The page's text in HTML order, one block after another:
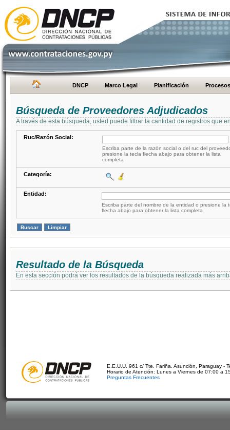
DNCP Marco Legal Planificación Procesos
Búsqueda de Proveedores Adjudicados
A través de esta búsqueda, usted puede filtrar la cantidad de registros que
Ruc/Razón Social:
Escriba parte de la razón social o del ruc del
presione la tecla flecha abajo para obtener la lista
completa
Categoría:
Entidad:
Escriba parte del nombre de la entidad o presione la
flecha abajo para obtener la lista completa
Resultado de la Búsqueda
En esta sección podrá ver los resultados de la búsqueda realizada más
E.E.U.U. 961 c/ Tte. Fariña. Asunción, Paraguay -
Horario de Atención: Lunes a Viernes de 07:00 a
Preguntas Frecuentes